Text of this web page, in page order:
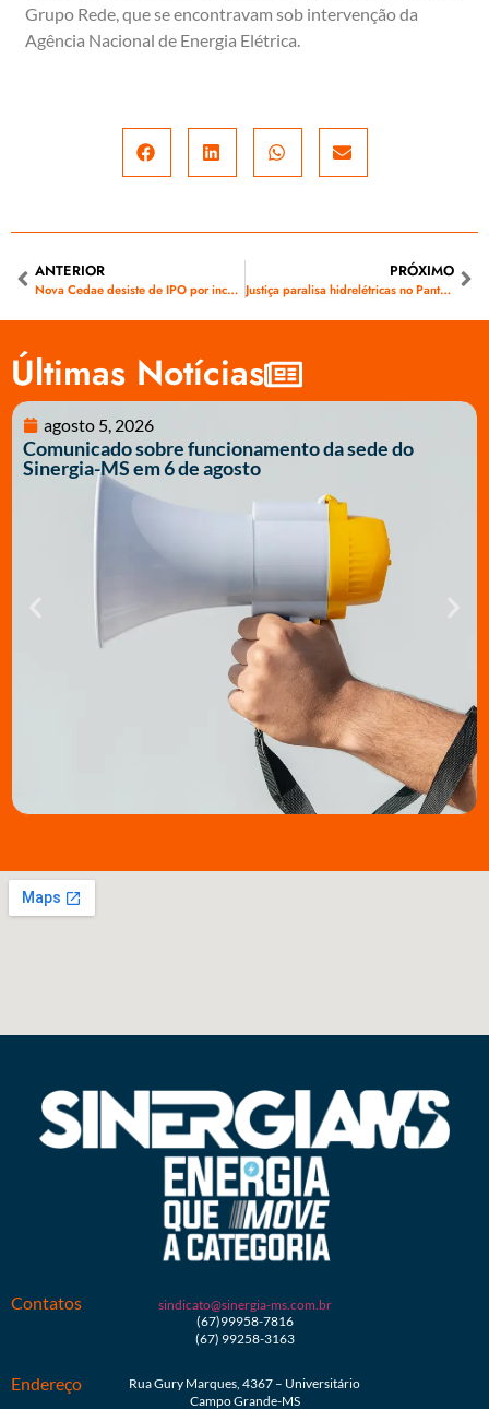
Grupo Rede, que se encontravam sob intervenção da
Agência Nacional de Energia Elétrica.
ANTERIOR
Nova Cedae desiste de IPO por incertezas com setores regulados
PRÓXIMO
Justiça paralisa hidrelétricas no Pantanal
Últimas Notícias
agosto 5, 2026
Comunicado sobre funcionamento da sede do
Sinergia-MS em 6 de agosto
Contatos
sindicato@sinergia-ms.com.br
(67)99958-7816
(67) 99258-3163
Endereço
Rua Gury Marques, 4367 – Universitário
Campo Grande-MS